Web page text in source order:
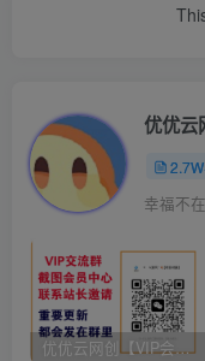
优优云
优优云网创【VIP会员专属交流群】